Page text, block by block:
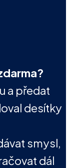
a předat
desítky
smysl,
dál